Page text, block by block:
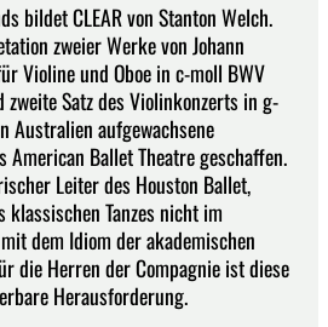
bildet CLEAR von Stanton Welch.
zweier Werke von Johann
Violine und Oboe in c-moll BWV
Satz des Violinkonzerts in g-
Australien aufgewachsene
Ballet Theatre geschaffen.
Leiter des Houston Ballet,
klassischen Tanzes nicht im
dem Idiom der akademischen
die Herren der Compagnie ist diese
Herausforderung.